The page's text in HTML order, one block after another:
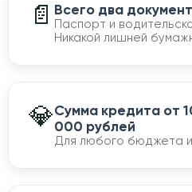
📄 Всего два
Паспорт и
Никакой лишней
💎Сумма кредита от
000 рублей
Для любого бюджета